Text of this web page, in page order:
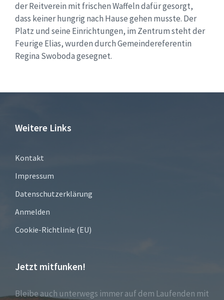
der Reitverein mit frischen Waffeln dafür gesorgt,
dass keiner hungrig nach Hause gehen musste. Der
Platz und seine Einrichtungen, im Zentrum steht der
Feurige Elias, wurden durch Gemeindereferentin
Regina Swoboda gesegnet.
Weitere Links
Kontakt
Impressum
Datenschutzerklärung
Anmelden
Cookie-Richtlinie (EU)
Jetzt mitfunken!
Bleibe auch unterwegs immer auf dem Laufenden mit